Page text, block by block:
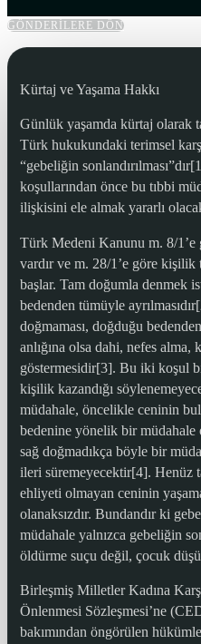
GÖNDERİLERE DÖN
Kürtaj ve Yaşama Hakkı
Günlük yaşamda kürtaj olarak
Türk hukukundaki terimsel
“gebeliğin
koşullarından önce bu tıbbi
ilişkisini ele almak yararlı
Türk Medeni Kanunu m. 8/1’e
vardır ve m. 28/1’e göre
başlar. Tam doğumla denmek
bedenden tümüyle
doğmaması, doğduğu
anlığına olsa dahi, nefes alma,
göstermesidir[3]. Bu iki koşul
kişilik kazandığı
müdahale, öncelikle ceninin
bedenine yönelik bir
sağ doğmadıkça böyle bir
ileri süremeyecektir[4]. Henüz
ehliyeti olmayan ceninin
olanaksızdır. Bundandır ki
müdahale yalnızca gebeliğin
öldürme suçu değil, çocuk
Birleşmiş Milletler Kadına
Önlenmesi Sözleşmesi’ne
bakımından öngörülen